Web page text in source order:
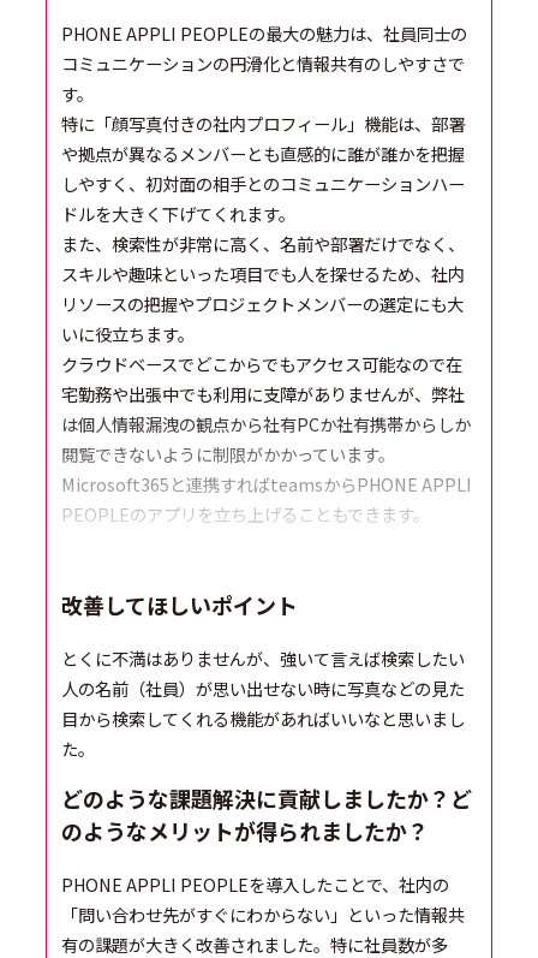
PHONE APPLI PEOPLEの最大の魅力は、社員同士の
コミュニケーションの円滑化と情報共有のしやすさで
す。
特に「顔写真付きの社内プロフィール」機能は、部署
や拠点が異なるメンバーとも直感的に誰が誰かを把握
しやすく、初対面の相手とのコミュニケーションハー
ドルを大きく下げてくれます。
また、検索性が非常に高く、名前や部署だけでなく、
スキルや趣味といった項目でも人を探せるため、社内
リソースの把握やプロジェクトメンバーの選定にも大
いに役立ちます。
クラウドベースでどこからでもアクセス可能なので在
宅勤務や出張中でも利用に支障がありませんが、弊社
は個人情報漏洩の観点から社有PCか社有携帯からしか
閲覧できないように制限がかかっています。
Microsoft365と連携すればteamsからPHONE APPLI
PEOPLEのアプリを立ち上げることもできます。
改善してほしいポイント
とくに不満はありませんが、強いて言えば検索したい
人の名前（社員）が思い出せない時に写真などの見た
目から検索してくれる機能があればいいなと思いまし
た。
どのような課題解決に貢献しましたか？ど
のようなメリットが得られましたか？
PHONE APPLI PEOPLEを導入したことで、社内の
「問い合わせ先がすぐにわからない」といった情報共
有の課題が大きく改善されました。特に社員数が多